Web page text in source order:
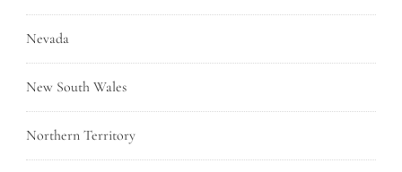
Nevada
New South Wales
Northern Territory